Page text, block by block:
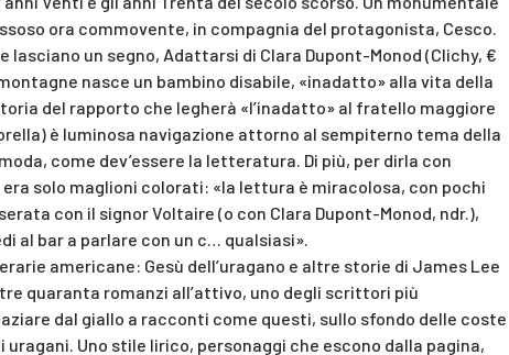
ora commovente, in compagnia del protagonista, Cesco.
lasciano un segno, Adattarsi di Clara Dupont-Monod (Clichy, €
nasce un bambino disabile, «inadatto» alla vita della
del rapporto che legherà «l’inadatto» al fratello maggiore
è luminosa navigazione attorno al sempiterno tema della
come dev’essere la letteratura. Di più, per dirla con
era solo maglioni colorati: «la lettura è miracolosa, con pochi
con il signor Voltaire (o con Clara Dupont-Monod, ndr.),
al bar a parlare con un c… qualsiasi».
americane: Gesù dell’uragano e altre storie di James Lee
quaranta romanzi all’attivo, uno degli scrittori più
dal giallo a racconti come questi, sullo sfondo delle coste
uragani. Uno stile lirico, personaggi che escono dalla pagina,